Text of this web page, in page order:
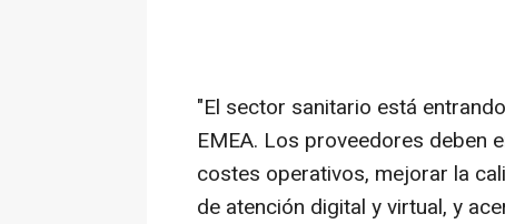
"El sector sanitario está
EMEA. Los proveedores deben
costes operativos, mejorar la
de atención digital y virtual, y